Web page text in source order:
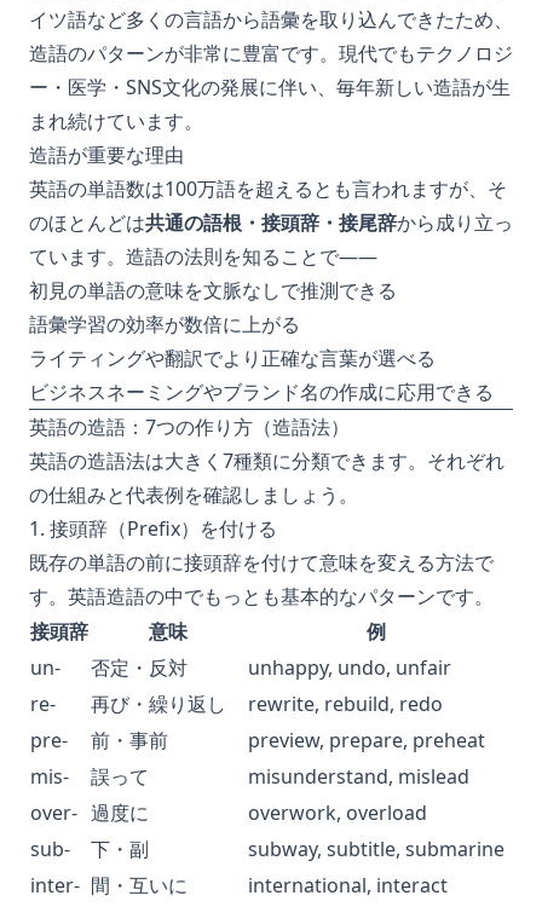
イツ語など多くの言語から語彙を取り込んできたため、
造語のパターンが非常に豊富です。現代でもテクノロジ
ー・医学・SNS文化の発展に伴い、毎年新しい造語が生
まれ続けています。
造語が重要な理由
英語の単語数は100万語を超えるとも言われますが、そ
のほとんどは共通の語根・接頭辞・接尾辞から成り立っ
ています。造語の法則を知ることで——
初見の単語の意味を文脈なしで推測できる
語彙学習の効率が数倍に上がる
ライティングや翻訳でより正確な言葉が選べる
ビジネスネーミングやブランド名の作成に応用できる
英語の造語：7つの作り方（造語法）
英語の造語法は大きく7種類に分類できます。それぞれ
の仕組みと代表例を確認しましょう。
1. 接頭辞（Prefix）を付ける
既存の単語の前に接頭辞を付けて意味を変える方法で
す。英語造語の中でもっとも基本的なパターンです。
接頭辞
意味
例
un-
否定・反対
unhappy, undo, unfair
re-
再び・繰り返し
rewrite, rebuild, redo
pre-
前・事前
preview, prepare, preheat
mis-
誤って
misunderstand, mislead
over- 過度に
overwork, overload
sub-
下・副
subway, subtitle, submarine
inter- 間・互いに
international, interact